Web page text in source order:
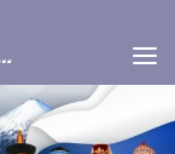
Тюмени